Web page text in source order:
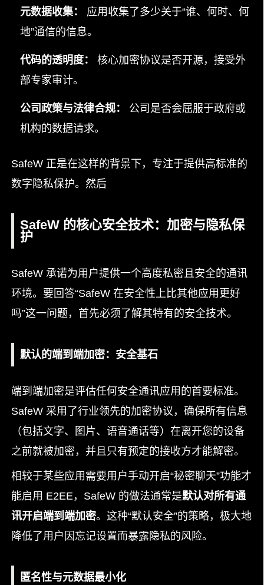
元数据收集：
应用收集了多少关于“谁、何时、何
地”通信的信息。
代码的透明度：
核心加密协议是否开源，接受外
部专家审计。
公司政策与法律合规：
公司是否会屈服于政府或
机构的数据请求。
SafeW 正是在这样的背景下，专注于提供高标准的
数字隐私保护。然后
SafeW 的核心安全技术：加密与隐私保
护
SafeW 承诺为用户提供一个高度私密且安全的通讯
环境。要回答“SafeW 在安全性上比其他应用更好
吗”这一问题，首先必须了解其特有的安全技术。
默认的端到端加密：安全基石
端到端加密是评估任何安全通讯应用的首要标准。
SafeW 采用了行业领先的加密协议，确保所有信息
（包括文字、图片、语音通话等）在离开您的设备
之前就被加密，并且只有预定的接收方才能解密。
相较于某些应用需要用户手动开启“秘密聊天”功能才
能启用 E2EE，SafeW 的做法通常是默认对所有通
讯开启端到端加密。这种“默认安全”的策略，极大地
降低了用户因忘记设置而暴露隐私的风险。
匿名性与元数据最小化